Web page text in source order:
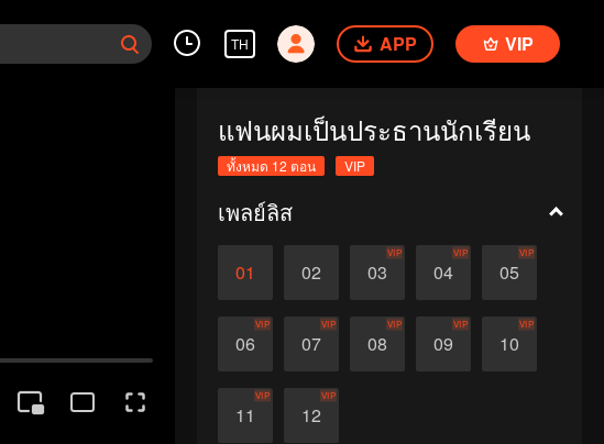
TH APP VIP
แฟนผมเป็นประธานนักเรียน
ทั้งหมด 12 ตอน VIP
เพลย์ลิส
01 02 03
VIP
04
VIP
05
VIP
06
VIP
07
VIP
08
VIP
09
VIP
10
VIP
11
VIP
12
VIP